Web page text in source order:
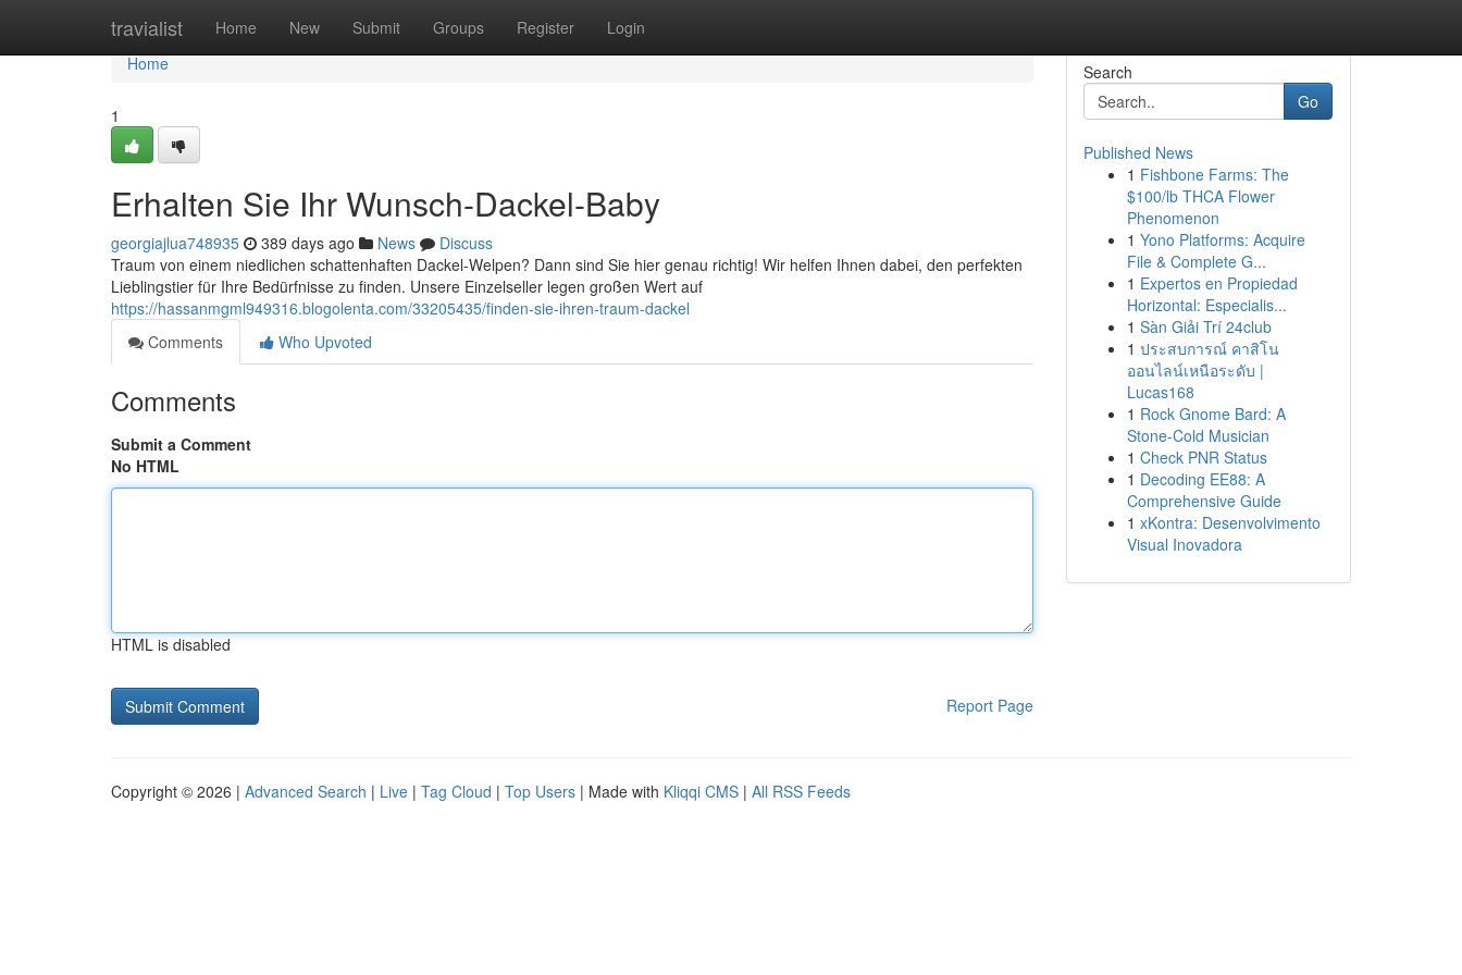
travialist Home New Submit Groups Register Login
Home
Home
1
Erhalten Sie Ihr Wunsch-Dackel-Baby
georgiajlua748935 389 days ago News
Discuss
Traum von einem niedlichen schattenhaften Dackel-Welpen? Dann sind Sie hier genau richtig! Wir helfen Ihnen dabei, den perfekten
Lieblingstier für Ihre Bedürfnisse zu finden. Unsere Einzelseller legen großen Wert auf
https://hassanmgml949316.blogolenta.com/33205435/finden-sie-ihren-traum-dackel
Comments
Who Upvoted
Comments
Submit a Comment
No HTML
HTML is disabled
Report Page
Search
Go
Published News
1 Fishbone Farms: The
$100/lb THCA Flower
Phenomenon
1 Yono Platforms: Acquire
File & Complete G...
1 Expertos en Propiedad
Horizontal: Especialis...
1 Sàn Giải Trí 24club
1 ประสบการณ์ คาสิโน
ออนไลน์เหนือระดับ |
Lucas168
1 Rock Gnome Bard: A
Stone-Cold Musician
1 Check PNR Status
1 Decoding EE88: A
Comprehensive Guide
1 xKontra: Desenvolvimento
Visual Inovadora
Copyright © 2026 | Advanced Search | Live | Tag Cloud | Top Users | Made with Kliqqi CMS | All RSS Feeds